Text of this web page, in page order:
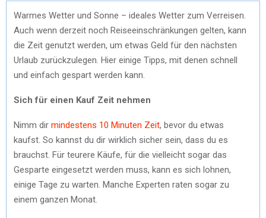
Warmes Wetter und Sonne – ideales Wetter zum Verreisen.
Auch wenn derzeit noch Reiseeinschränkungen gelten, kann
die Zeit genutzt werden, um etwas Geld für den nächsten
Urlaub zurückzulegen. Hier einige Tipps, mit denen schnell
und einfach gespart werden kann.
Sich für einen Kauf Zeit nehmen
Nimm dir mindestens 10 Minuten Zeit, bevor du etwas
kaufst. So kannst du dir wirklich sicher sein, dass du es
brauchst. Für teurere Käufe, für die vielleicht sogar das
Gesparte eingesetzt werden muss, kann es sich lohnen,
einige Tage zu warten. Manche Experten raten sogar zu
einem ganzen Monat.